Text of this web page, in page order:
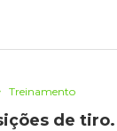
Treinamento
de tiro.